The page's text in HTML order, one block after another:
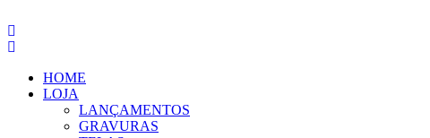
para
o
HOME
LOJA
LANÇAMENTOS
GRAVURAS